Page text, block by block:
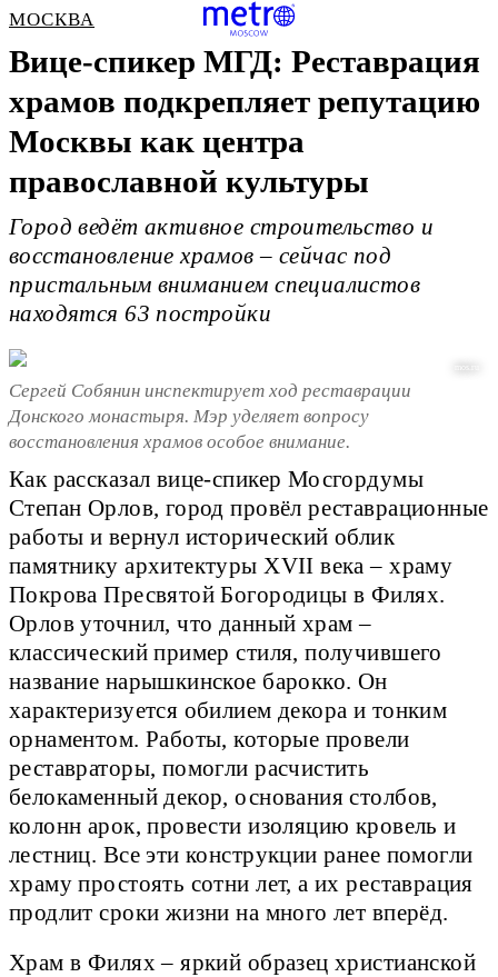
МОСКВА
Вице-спикер МГД: Реставрация
храмов подкрепляет репутацию
Москвы как центра
православной культуры
Город ведёт активное строительство и
восстановление храмов – сейчас под
пристальным вниманием специалистов
находятся 63 постройки
Сергей Собянин инспектирует ход реставрации
Донского монастыря. Мэр уделяет вопросу
восстановления храмов особое внимание.
Как рассказал вице-спикер Мосгордумы
Степан Орлов, город провёл реставрационные
работы и вернул исторический облик
памятнику архитектуры XVII века – храму
Покрова Пресвятой Богородицы в Филях.
Орлов уточнил, что данный храм –
классический пример стиля, получившего
название нарышкинское барокко. Он
характеризуется обилием декора и тонким
орнаментом. Работы, которые провели
реставраторы, помогли расчистить
белокаменный декор, основания столбов,
колонн арок, провести изоляцию кровель и
лестниц. Все эти конструкции ранее помогли
храму простоять сотни лет, а их реставрация
продлит сроки жизни на много лет вперёд.
Храм в Филях – яркий образец христианской